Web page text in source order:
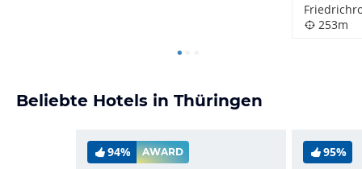
253m
Beliebte Hotels in Thüringen
94% AWARD 95%